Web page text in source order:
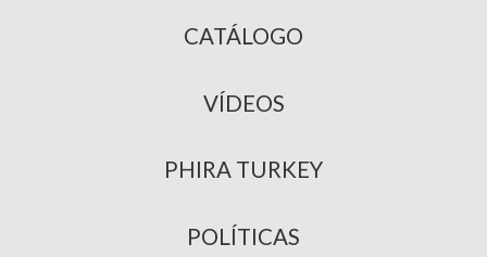
CATÁLOGO
VÍDEOS
PHIRA TURKEY
POLÍTICAS